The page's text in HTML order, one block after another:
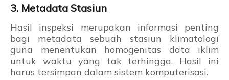
3. Metadata Stasiun
Hasil inspeksi merupakan informasi penting
bagi metadata sebuah stasiun klimatologi
guna menentukan homogenitas data iklim
untuk waktu yang tak terhingga. Hasil ini
harus tersimpan dalam sistem komputerisasi.